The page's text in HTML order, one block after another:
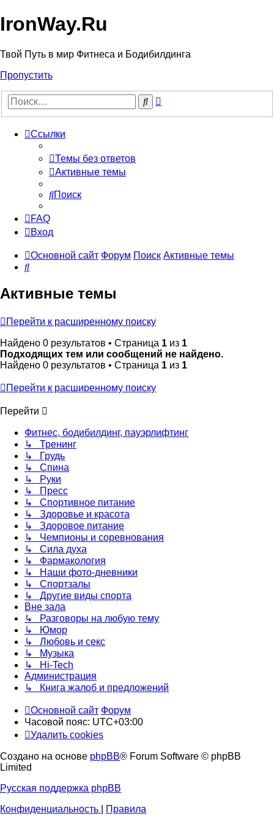
IronWay.Ru
Твой Путь в мир Фитнеса и Бодибилдинга
Пропустить
Поиск
Ссылки
Темы без ответов
Активные темы
Поиск
FAQ
Вход
Основной сайт Форум Поиск Активные темы
Поиск
Активные темы
Перейти к расширенному поиску
Найдено 0 результатов • Страница 1 из 1
Подходящих тем или сообщений не найдено.
Найдено 0 результатов • Страница 1 из 1
Перейти к расширенному поиску
Перейти
Фитнес, бодибилдинг, пауэрлифтинг
↳ Тренинг
↳ Грудь
↳ Спина
↳ Руки
↳ Пресс
↳ Спортивное питание
↳ Здоровье и красота
↳ Здоровое питание
↳ Чемпионы и соревнования
↳ Сила духа
↳ Фармакология
↳ Наши фото-дневники
↳ Спортзалы
↳ Другие виды спорта
Вне зала
↳ Разговоры на любую тему
↳ Юмор
↳ Любовь и секс
↳ Музыка
↳ Hi-Tech
Администрация
↳ Книга жалоб и предложений
Основной сайт Форум
Часовой пояс: UTC+03:00
Удалить cookies
Создано на основе phpBB® Forum Software © phpBB
Limited
Русская поддержка phpBB
Конфиденциальность
Правила